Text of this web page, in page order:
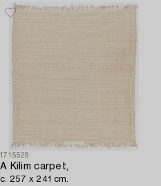
1715529
A Kilim carpet,
c. 257 x 241 cm.